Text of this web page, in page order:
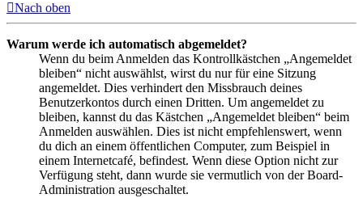
Nach oben
Warum werde ich automatisch abgemeldet?
Wenn du beim Anmelden das Kontrollkästchen „Angemeldet
bleiben“ nicht auswählst, wirst du nur für eine Sitzung
angemeldet. Dies verhindert den Missbrauch deines
Benutzerkontos durch einen Dritten. Um angemeldet zu
bleiben, kannst du das Kästchen „Angemeldet bleiben“ beim
Anmelden auswählen. Dies ist nicht empfehlenswert, wenn
du dich an einem öffentlichen Computer, zum Beispiel in
einem Internetcafé, befindest. Wenn diese Option nicht zur
Verfügung steht, dann wurde sie vermutlich von der Board-
Administration ausgeschaltet.